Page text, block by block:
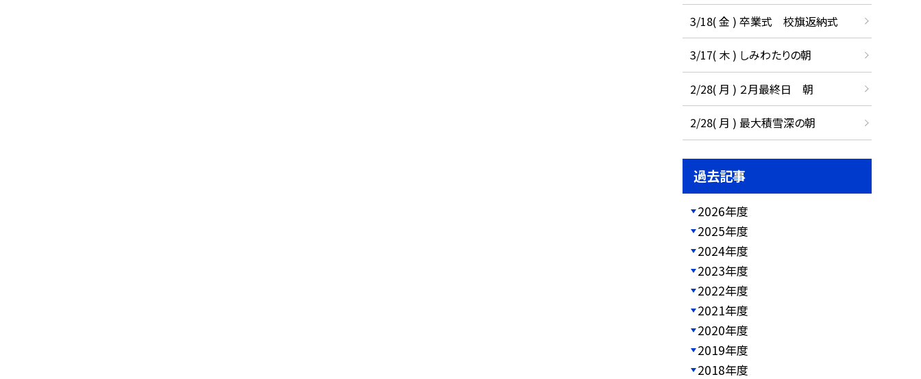
3/18( 金 ) 卒業式 校旗返納式
3/17( 木 ) しみわたりの朝
2/28( 月 ) ２月最終日 朝
2/28( 月 ) 最大積雪深の朝
過去記事
2026年度
2025年度
2024年度
2023年度
2022年度
2021年度
2020年度
2019年度
2018年度